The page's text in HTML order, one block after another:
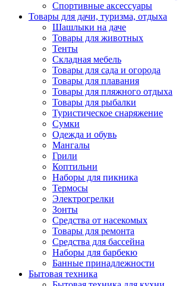
Спортивные аксессуары
Товары для дачи, туризма, отдыха
Шашлыки на даче
Товары для животных
Тенты
Складная мебель
Товары для сада и огорода
Товары для плавания
Товары для пляжного отдыха
Товары для рыбалки
Туристическое снаряжение
Сумки
Одежда и обувь
Мангалы
Грили
Коптильни
Наборы для пикника
Термосы
Электрогрелки
Зонты
Средства от насекомых
Товары для ремонта
Средства для бассейна
Наборы для барбекю
Банные принадлежности
Бытовая техника